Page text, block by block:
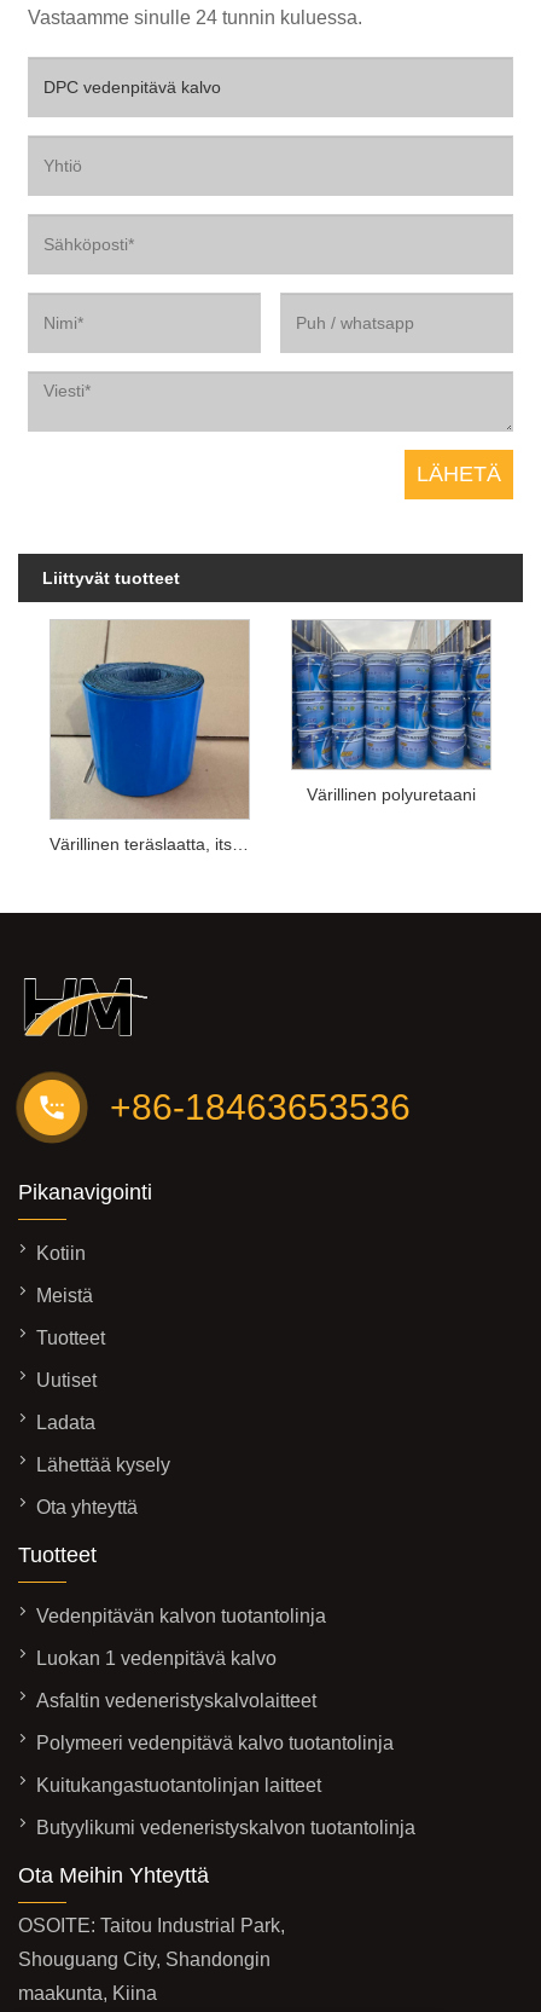
Vastaamme sinulle 24 tunnin kuluessa.
Liittyvät tuotteet
Värillinen teräslaatta, itsekiinnittyvä eristys, vedenpitävä kalvo
Värillinen polyuretaani
+86-18463653536
Pikanavigointi
Kotiin
Meistä
Tuotteet
Uutiset
Ladata
Lähettää kysely
Ota yhteyttä
Tuotteet
Vedenpitävän kalvon tuotantolinja
Luokan 1 vedenpitävä kalvo
Asfaltin vedeneristyskalvolaitteet
Polymeeri vedenpitävä kalvo tuotantolinja
Kuitukangastuotantolinjan laitteet
Butyylikumi vedeneristyskalvon tuotantolinja
Ota Meihin Yhteyttä
OSOITE: Taitou Industrial Park,
Shouguang City, Shandongin
maakunta, Kiina